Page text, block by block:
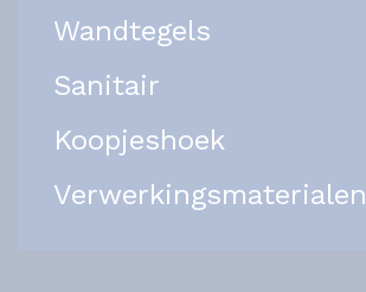
Wandtegels
Sanitair
Koopjeshoek
Verwerkingsmaterialen